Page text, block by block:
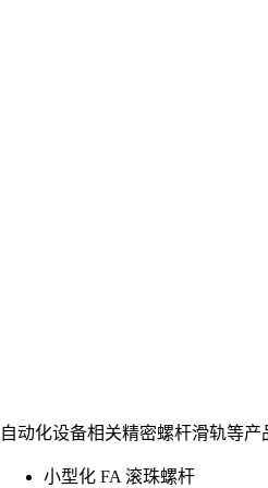
自动化设备相关精密螺杆滑轨等
小型化 FA 滚珠螺杆